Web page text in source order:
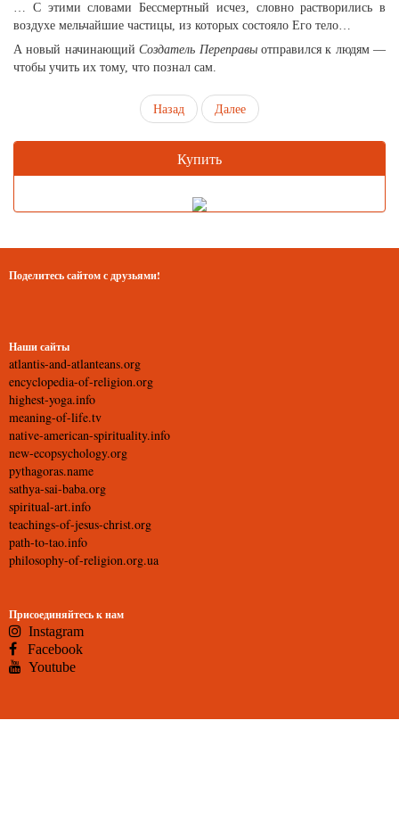
… С этими словами Бессмертный исчез, словно растворились в
воздухе мельчайшие частицы, из которых состояло Его тело…
А новый начинающийСоздатель Переправыотправился к людям —
чтобы учить их тому, что познал сам.
Назад Далее
Купить
Поделитесь сайтом с друзьями!
Наши сайты
atlantis-and-atlanteans.org
encyclopedia-of-religion.org
highest-yoga.info
meaning-of-life.tv
native-american-spirituality.info
new-ecopsychology.org
pythagoras.name
sathya-sai-baba.org
spiritual-art.info
teachings-of-jesus-christ.org
path-to-tao.info
philosophy-of-religion.org.ua
Присоединяйтесь к нам
Instagram
Facebook
Youtube